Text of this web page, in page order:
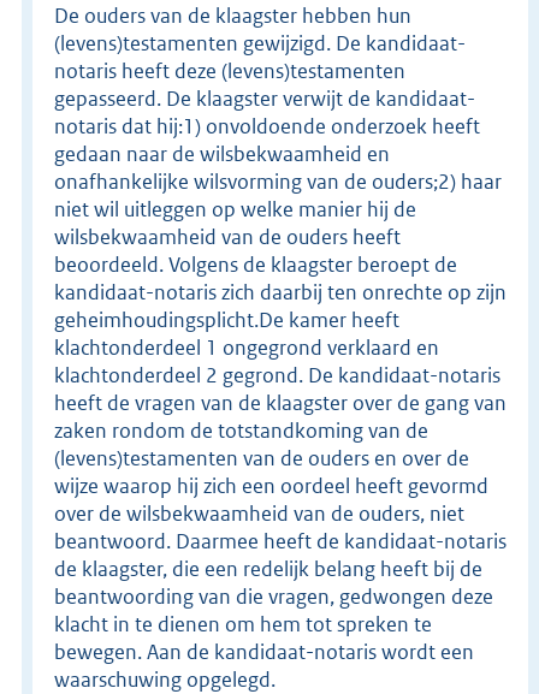
De ouders van de klaagster hebben hun
(levens)testamenten gewijzigd. De kandidaat-
notaris heeft deze (levens)testamenten
gepasseerd. De klaagster verwijt de kandidaat-
notaris dat hij:1) onvoldoende onderzoek heeft
gedaan naar de wilsbekwaamheid en
onafhankelijke wilsvorming van de ouders;2) haar
niet wil uitleggen op welke manier hij de
wilsbekwaamheid van de ouders heeft
beoordeeld. Volgens de klaagster beroept de
kandidaat-notaris zich daarbij ten onrechte op zijn
geheimhoudingsplicht.De kamer heeft
klachtonderdeel 1 ongegrond verklaard en
klachtonderdeel 2 gegrond. De kandidaat-notaris
heeft de vragen van de klaagster over de gang van
zaken rondom de totstandkoming van de
(levens)testamenten van de ouders en over de
wijze waarop hij zich een oordeel heeft gevormd
over de wilsbekwaamheid van de ouders, niet
beantwoord. Daarmee heeft de kandidaat-notaris
de klaagster, die een redelijk belang heeft bij de
beantwoording van die vragen, gedwongen deze
klacht in te dienen om hem tot spreken te
bewegen. Aan de kandidaat-notaris wordt een
waarschuwing opgelegd.